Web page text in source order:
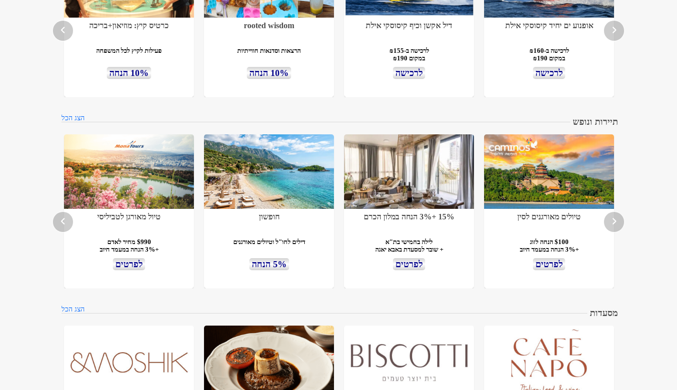
כרטיס קיץ: מוזיאון+בריכה
פעילות לקיץ לכל המשפחה
10% הנחה
rooted wisdom
הרצאות וסדנאות חווייתיות
10% הנחה
דיל אקשן וכיף קיסוסקי אילת
לרכישה ב-₪155
במקום ₪190
לרכישה
אופנוע ים יחיד קיסוסקי אילת
לרכישה ב-₪160
במקום ₪190
לרכישה
תיירות ונופש הצג הכל
טיול מאורגן לטביליסי
$990 מחיר לאדם
+3% הנחה במעמד חיוב
לפרטים
חופשון
דילים לחו"ל וטיולים מאורגנים
5% הנחה
15% +3% הנחה במלון הכרם
לילה בחמישי בת"א
+ שובר למסעדת באבא יאגה
לפרטים
טיולים מאורגנים לסין
$100 הנחה לזוג
+3% הנחה במעמד חיוב
לפרטים
מסעדות הצג הכל